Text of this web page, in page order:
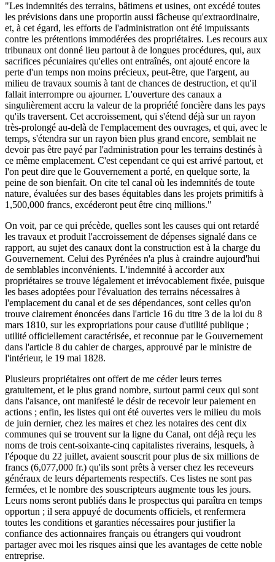
"Les indemnités des terrains, bâtimens et usines, ont excédé toutes
les prévisions dans une proportin aussi fâcheuse qu'extraordinaire,
et, à cet égard, les efforts de l'administration ont été impuissants
contre les prétentions immodérées des propriétaires. Les recours aux
tribunaux ont donné lieu partout à de longues procédures, qui, aux
sacrifices pécuniaires qu'elles ont entraînés, ont ajouté encore la
perte d'un temps non moins précieux, peut-être, que l'argent, au
milieu de travaux soumis à tant de chances de destruction, et qu'il
fallait interrompre ou ajourner. L'ouverture des canaux a
singulièrement accru la valeur de la propriété foncière dans les pays
qu'ils traversent. Cet accroissement, qui s'étend déjà sur un rayon
très-prolongé au-delà de l'emplacement des ouvrages, et qui, avec le
temps, s'étendra sur un rayon bien plus grand encore, semblait ne
devoir pas être payé par l'administration pour les terrains destinés à
ce même emplacement. C'est cependant ce qui est arrivé partout, et
l'on peut dire que le Gouvernement a porté, en quelque sorte, la
peine de son bienfait. On cite tel canal où les indemnités de toute
nature, évaluées sur des bases équitables dans les projets primitifs à
1,500,000 francs, excéderont peut être cinq millions."
On voit, par ce qui précède, quelles sont les causes qui ont retardé
les travaux et produit l'accroissement de dépenses signalé dans ce
rapport, au sujet des canaux dont la construction est à la charge du
Gouvernement. Celui des Pyrénées n'a plus à craindre aujourd'hui
de semblables inconvénients. L'indemnité à accorder aux
propriétaires se trouve légalement et irrévocablement fixée, puisque
les bases adoptées pour l'évaluation des terrains nécessaires à
l'emplacement du canal et de ses dépendances, sont celles qu'on
trouve clairement énoncées dans l'article 16 du titre 3 de la loi du 8
mars 1810, sur les expropriations pour cause d'utilité publique ;
utilité officiellement caractérisée, et reconnue par le Gouvernement
dans l'article 8 du cahier de charges, approuvé par le ministre de
l'intérieur, le 19 mai 1828.
Plusieurs propriétaires ont offert de me céder leurs terres
gratuitement, et le plus grand nombre, surtout parmi ceux qui sont
dans l'aisance, ont manifesté le désir de recevoir leur paiement en
actions ; enfin, les listes qui ont été ouvertes vers le milieu du mois
de juin dernier, chez les maires et chez les notaires des cent dix
communes qui se trouvent sur la ligne du Canal, ont déjà reçu les
noms de trois cent-soixante-cinq capitalistes riverains, lesquels, à
l'époque du 22 juillet, avaient souscrit pour plus de six millions de
francs (6,077,000 fr.) qu'ils sont prêts à verser chez les receveurs
généraux de leurs départements respectifs. Ces listes ne sont pas
fermées, et le nombre des souscripteurs augmente tous les jours.
Leurs noms seront publiés dans le prospectus qui paraîtra en temps
opportun ; il sera appuyé de documents officiels, et renfermera
toutes les conditions et garanties nécessaires pour justifier la
confiance des actionnaires français ou étrangers qui voudront
partager avec moi les risques ainsi que les avantages de cette noble
entreprise.